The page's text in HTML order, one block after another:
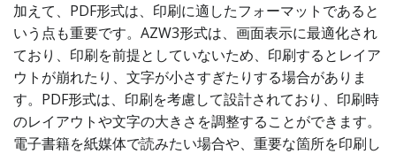
加えて、PDF形式は、印刷に適したフォーマットであると
いう点も重要です。AZW3形式は、画面表示に最適化され
ており、印刷を前提としていないため、印刷するとレイア
ウトが崩れたり、文字が小さすぎたりする場合がありま
す。PDF形式は、印刷を考慮して設計されており、印刷時
のレイアウトや文字の大きさを調整することができます。
電子書籍を紙媒体で読みたい場合や、重要な箇所を印刷し